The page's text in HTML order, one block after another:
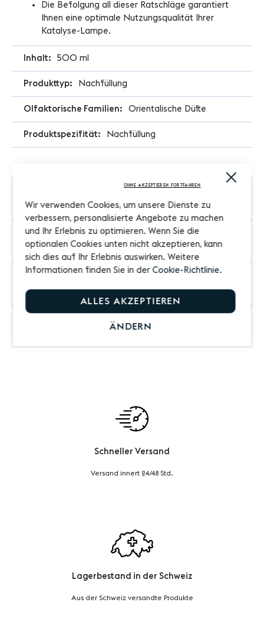
Close
Wir verwenden Cookies, um unsere Dienste zu
verbessern, personalisierte Angebote zu machen
und Ihr Erlebnis zu optimieren. Wenn Sie die
optionalen Cookies unten nicht akzeptieren, kann
sich dies auf Ihr Erlebnis auswirken. Weitere
Informationen finden Sie in derCookie-Richtlinie.
ALLES AKZEPTIEREN
ÄNDERN
OHNE AKZEPTIEREN FORTFAHREN
Die Befolgung all dieser Ratschläge garantiert
Ihnen eine optimale Nutzungsqualität Ihrer
Katalyse-Lampe.
500 ml
Nachfüllung
Orientalische Düfte
Nachfüllung
Vorsichtsmassnahmen
Schneller Versand
Versand innert 24/48 Std.
Lagerbestand in der Schweiz
Aus der Schweiz versandte Produkte